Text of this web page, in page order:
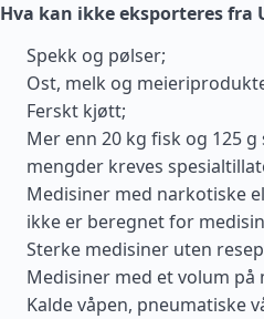
Hva kan ikke eksporteres fra
Spekk og pølser;
Ost, melk og
Ferskt kjøtt;
Mer enn 20 kg fisk og 125
mengder kreves
Medisiner med narkotiske
ikke er beregnet for
Sterke medisiner uten
Medisiner med et volum på
Kalde våpen, pneumatiske